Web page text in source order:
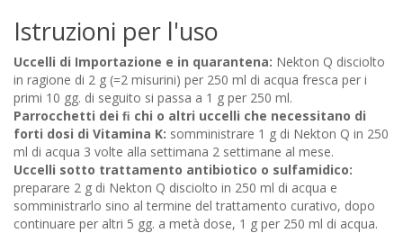
Istruzioni per l'uso
Uccelli di Importazione e in quarantena: Nekton Q disciolto
in ragione di 2 g (=2 misurini) per 250 ml di acqua fresca per i
primi 10 gg. di seguito si passa a 1 g per 250 ml.
Parrocchetti dei ﬁ chi o altri uccelli che necessitano di
forti dosi di Vitamina K: somministrare 1 g di Nekton Q in 250
ml di acqua 3 volte alla settimana 2 settimane al mese.
Uccelli sotto trattamento antibiotico o sulfamidico:
preparare 2 g di Nekton Q disciolto in 250 ml di acqua e
somministrarlo sino al termine del trattamento curativo, dopo
continuare per altri 5 gg. a metà dose, 1 g per 250 ml di acqua.